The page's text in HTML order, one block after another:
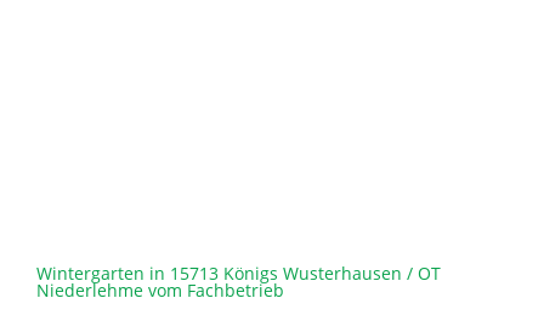
Wintergarten in 15713 Königs Wusterhausen / OT
Niederlehme vom Fachbetrieb